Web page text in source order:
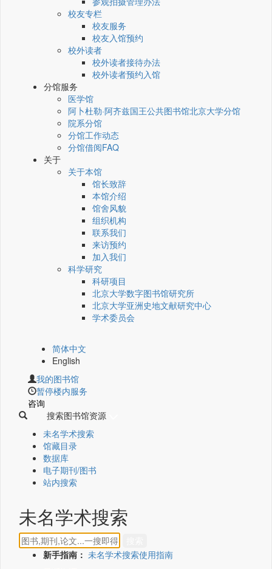
校友专栏
校友服务
校友入馆预约
校外读者
校外读者接待办法
校外读者预约入馆
分馆服务
医学馆
阿卜杜勒·阿齐兹国王公共图书馆北京大学分馆
院系分馆
分馆工作动态
分馆借阅FAQ
关于
关于本馆
馆长致辞
本馆介绍
馆舍风貌
组织机构
联系我们
来访预约
加入我们
科学研究
科研项目
北京大学数字图书馆研究所
北京大学亚洲史地文献研究中心
学术委员会
简体中文
English
我的图书馆
暂停楼内服务
咨询
搜索图书馆资源
未名学术搜索
馆藏目录
数据库
电子期刊/图书
站内搜索
未名学术搜索
新手指南： 未名学术搜索使用指南